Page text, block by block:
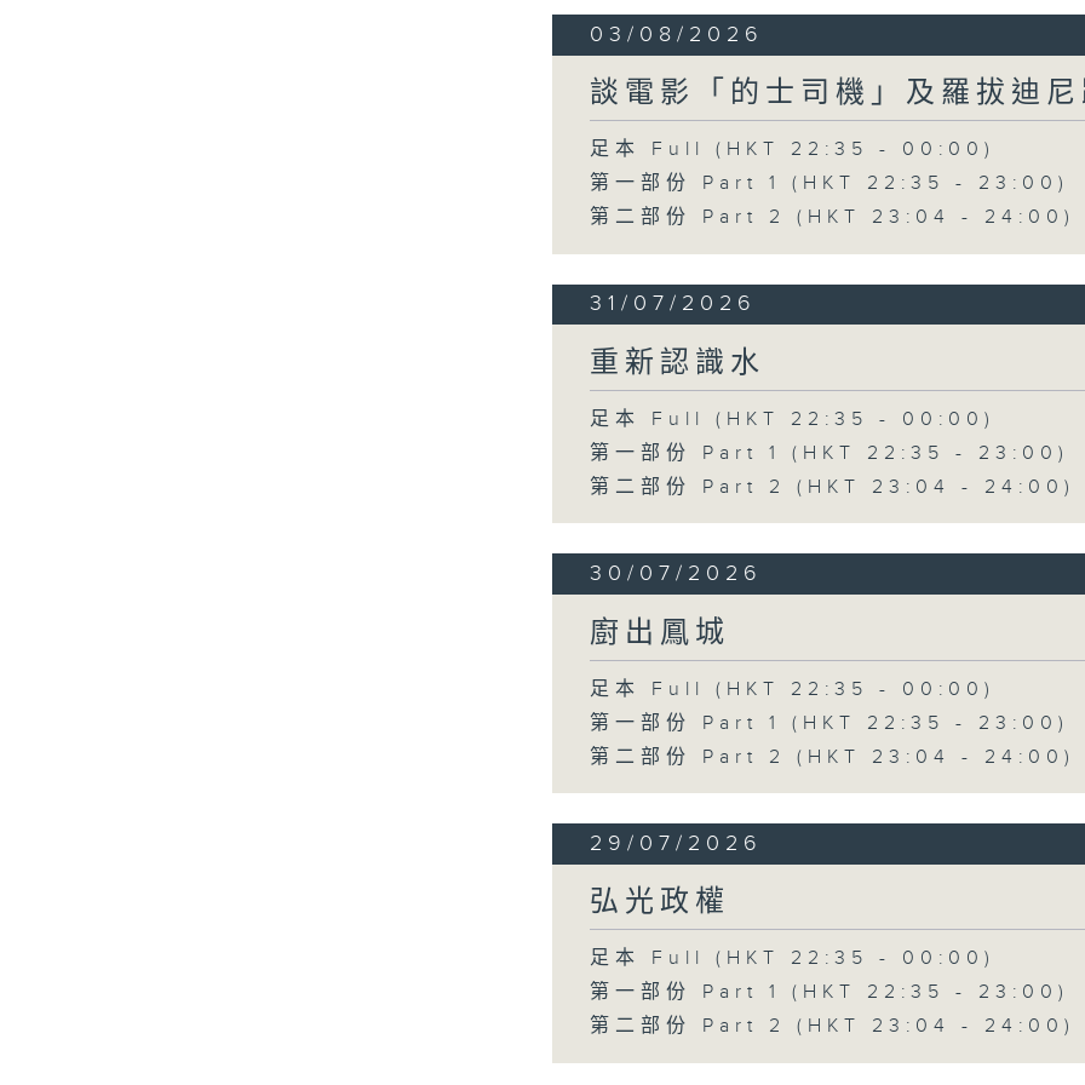
03/08/2026
談電影「的士司機」及羅拔迪
足本 Full (HKT 22:35 - 00:00)
第一部份 Part 1 (HKT 22:35 - 23:00)
第二部份 Part 2 (HKT 23:04 - 24:00)
31/07/2026
重新認識水
足本 Full (HKT 22:35 - 00:00)
第一部份 Part 1 (HKT 22:35 - 23:00)
第二部份 Part 2 (HKT 23:04 - 24:00)
30/07/2026
廚出鳳城
足本 Full (HKT 22:35 - 00:00)
第一部份 Part 1 (HKT 22:35 - 23:00)
第二部份 Part 2 (HKT 23:04 - 24:00)
29/07/2026
弘光政權
足本 Full (HKT 22:35 - 00:00)
第一部份 Part 1 (HKT 22:35 - 23:00)
第二部份 Part 2 (HKT 23:04 - 24:00)